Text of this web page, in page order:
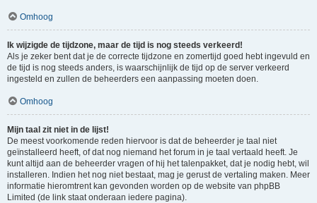
Omhoog
Ik wijzigde de tijdzone, maar de tijd is nog steeds verkeerd!
Als je zeker bent dat je de correcte tijdzone en zomertijd goed hebt ingevuld en
de tijd is nog steeds anders, is waarschijnlijk de tijd op de server verkeerd
ingesteld en zullen de beheerders een aanpassing moeten doen.
Omhoog
Mijn taal zit niet in de lijst!
De meest voorkomende reden hiervoor is dat de beheerder je taal niet
geïnstalleerd heeft, of dat nog niemand het forum in je taal vertaald heeft. Je
kunt altijd aan de beheerder vragen of hij het talenpakket, dat je nodig hebt, wil
installeren. Indien het nog niet bestaat, mag je gerust de vertaling maken. Meer
informatie hieromtrent kan gevonden worden op de website van phpBB
Limited (de link staat onderaan iedere pagina).